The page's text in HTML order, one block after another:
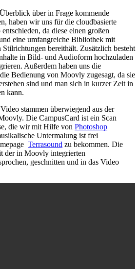
über in Frage kommende
haben wir uns für die cloudbasierte
da diese einen großen
eine umfangreiche Bibliothek mit
bereithält. Zusätzlich besteht
in Bild- und Audioform hochzuladen
Außerdem haben uns die
Bedienung von Moovly zugesagt, da sie
sind und man sich in kurzer Zeit in
kann.
stammen überwiegend aus der
Die CampusCard ist ein Scan
die wir mit Hilfe von Photoshop
Untermalung ist frei
Terrasound zu bekommen. Die
der in Moovly integrierten
geschnitten und in das Video